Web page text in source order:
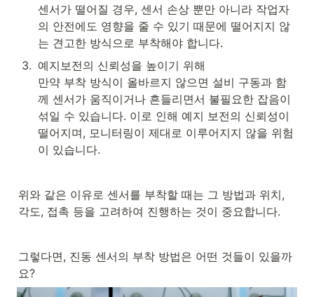
센서가 떨어질 경우, 센서 손상 뿐만 아니라 작업자
의 안전에도 영향을 줄 수 있기 때문에 떨어지지 않
는 견고한 방식으로 부착해야 합니다.
3. 예지보전의 신뢰성을 높이기 위해
만약 부착 방식이 올바르지 않으면 설비 구동과 함
께 센서가 움직이거나 흔들리면서 불필요한 잡음이
섞일 수 있습니다. 이로 인해 예지 보전의 신뢰성이
떨어지며, 모니터링이 제대로 이루어지지 않을 위험
이 있습니다.
위와 같은 이유로 센서를 부착할 때는 그 방법과 위치,
각도, 접촉 등을 고려하여 진행하는 것이 중요합니다.
그렇다면, 진동 센서의 부착 방법은 어떤 것들이 있을까
요?